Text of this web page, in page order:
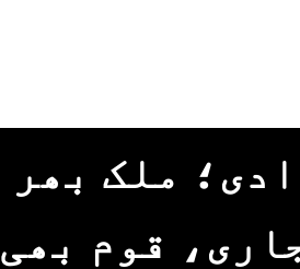
ملک بھر
قوم بھی